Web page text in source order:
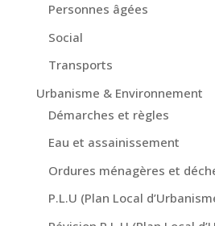
Personnes âgées
Social
Transports
Urbanisme & Environnement
Démarches et règles
Eau et assainissement
Ordures ménagères et
P.L.U (Plan Local